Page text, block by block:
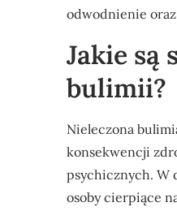
odwodnienie
Jakie są
bulimii?
Nieleczona
konsekwencji
psychicznych. W
osoby cierpiące